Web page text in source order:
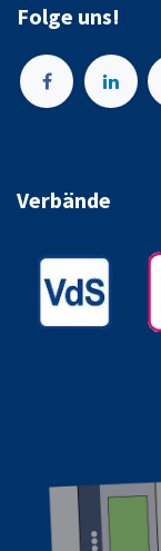
Folge uns!
Verbände